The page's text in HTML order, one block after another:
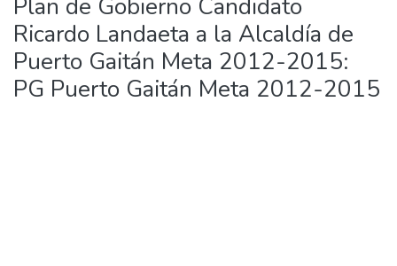
Plan de Gobierno Candidato
Ricardo Landaeta a la Alcaldía de
Puerto Gaitán Meta 2012-2015:
PG Puerto Gaitán Meta 2012-2015